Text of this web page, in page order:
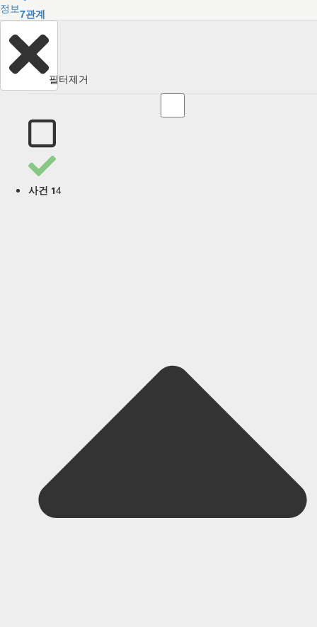
정보7관계
필터제거
사건 14